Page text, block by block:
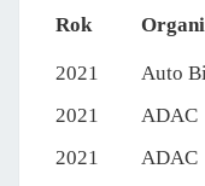
Rok
2021 Auto
2021
ADAC
2021
ADAC